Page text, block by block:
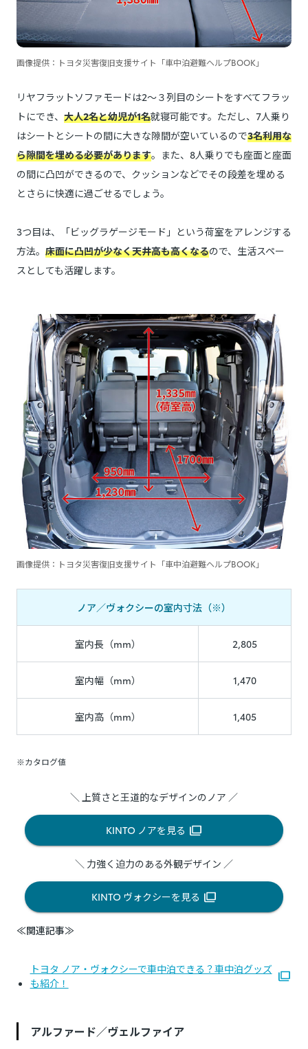
画像提供：トヨタ災害復旧支援サイト「車中泊避難ヘルプBOOK」
リヤフラットソファモードは2～３列目のシートをすべてフラッ
トにでき、 大人2名と幼児が1名就寝可能です。ただし、7人乗り
はシートとシートの間に大きな隙間が空いているので3名利用な
ら隙間を埋める必要があります。また、8人乗りでも座面と座面
の間に凸凹ができるので、クッションなどでその段差を埋める
とさらに快適に過ごせるでしょう。
3つ目は、「ビッグラゲージモード」という荷室をアレンジする
方法。 床面に凸凹が少なく天井高も高くなるので、生活スペー
スとしても活躍します。
画像提供：トヨタ災害復旧支援サイト「車中泊避難ヘルプBOOK」
ノア／ヴォクシーの室内寸法（※）
室内長（mm） 2,805
室内幅（mm） 1,470
室内高（mm） 1,405
※カタログ値
＼ 上質さと王道的なデザインのノア ／
KINTO ノアを見る
＼ 力強く迫力のある外観デザイン ／
KINTO ヴォクシーを見る
≪関連記事≫
トヨタ ノア・ヴォクシーで車中泊できる？車中泊グッズ
も紹介！
アルファード／ヴェルファイア